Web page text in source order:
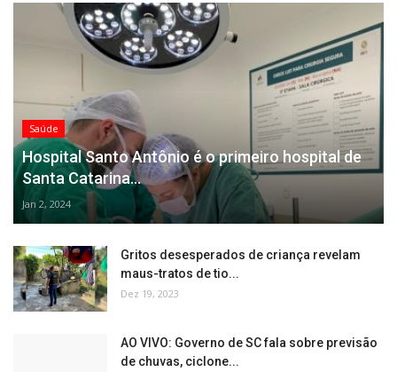
Saúde
Hospital Santo Antônio é o primeiro hospital de
Santa Catarina...
Jan 2, 2024
Gritos desesperados de criança revelam
maus-tratos de tio...
Dez 19, 2023
AO VIVO: Governo de SC fala sobre previsão
de chuvas, ciclone...